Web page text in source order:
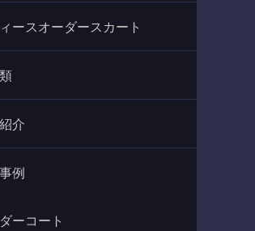
ースオーダースカート
介
例
ーコート